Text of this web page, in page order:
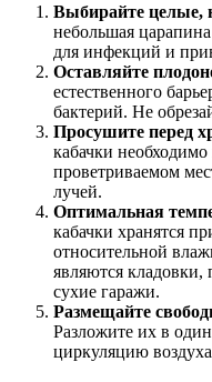
Выбирайте целые,
небольшая
для инфекций и
Оставляйте
естественного
бактерий. Не
Просушите перед
кабачки
проветриваемом
лучей.
Оптимальная
кабачки хранятся
относительной
являются
сухие гаражи.
Размещайте
Разложите их в
циркуляцию